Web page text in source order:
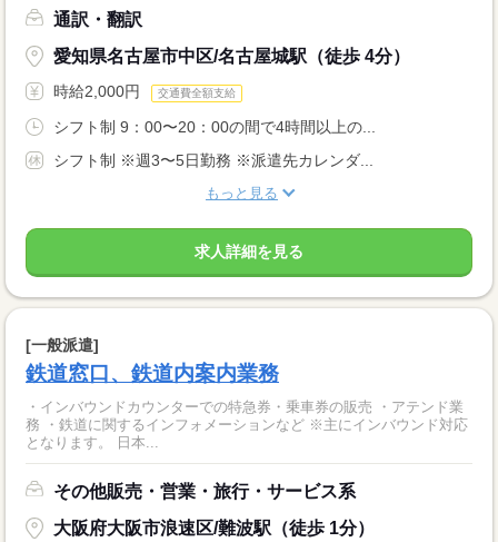
通訳・翻訳
愛知県名古屋市中区/名古屋城駅（徒歩 4分）
時給2,000円 交通費全額支給
シフト制 9：00〜20：00の間で4時間以上の...
シフト制 ※週3〜5日勤務 ※派遣先カレンダ...
もっと見る
求人詳細を見る
[一般派遣]
鉄道窓口、鉄道内案内業務
・インバウンドカウンターでの特急券・乗車券の販売 ・アテンド業
務 ・鉄道に関するインフォメーションなど ※主にインバウンド対応
となります。 日本...
その他販売・営業・旅行・サービス系
大阪府大阪市浪速区/難波駅（徒歩 1分）